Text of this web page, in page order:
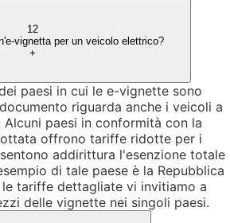
12
vignetta per un veicolo elettrico?
+
paesi in cui le e-vignette sono
riguarda anche i veicoli a
paesi in conformità con la
offrono tariffe ridotte per i
addirittura l'esenzione totale
di tale paese è la Repubblica
le tariffe dettagliate vi invitiamo a
delle vignette nei singoli paesi.